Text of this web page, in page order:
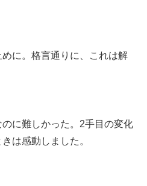
に。格言通りに、これは解
に難しかった。2手目の変化
は感動しました。